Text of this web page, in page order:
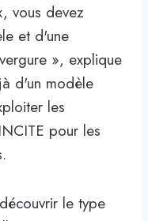
vous devez
et d'une
», explique
d'un modèle
les
pour les
le type